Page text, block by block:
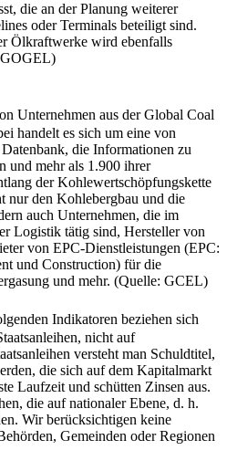
die an der Planung weiterer
oder Terminals beteiligt sind.
Ölkraftwerke wird ebenfalls
Unternehmen aus der Global Coal
handelt es sich um eine von
die Informationen zu
und mehr als 1.900 ihrer
der Kohlewertschöpfungskette
nur den Kohlebergbau und die
auch Unternehmen, die im
Logistik tätig sind, Hersteller von
von EPC-Dienstleistungen (EPC:
und Construction) für die
und mehr. (Quelle: GCEL)
Indikatoren beziehen sich
nicht auf
versteht man Schuldtitel,
die sich auf dem Kapitalmarkt
Laufzeit und schütten Zinsen aus.
die auf nationaler Ebene, d. h.
Wir berücksichtigen keine
Gemeinden oder Regionen